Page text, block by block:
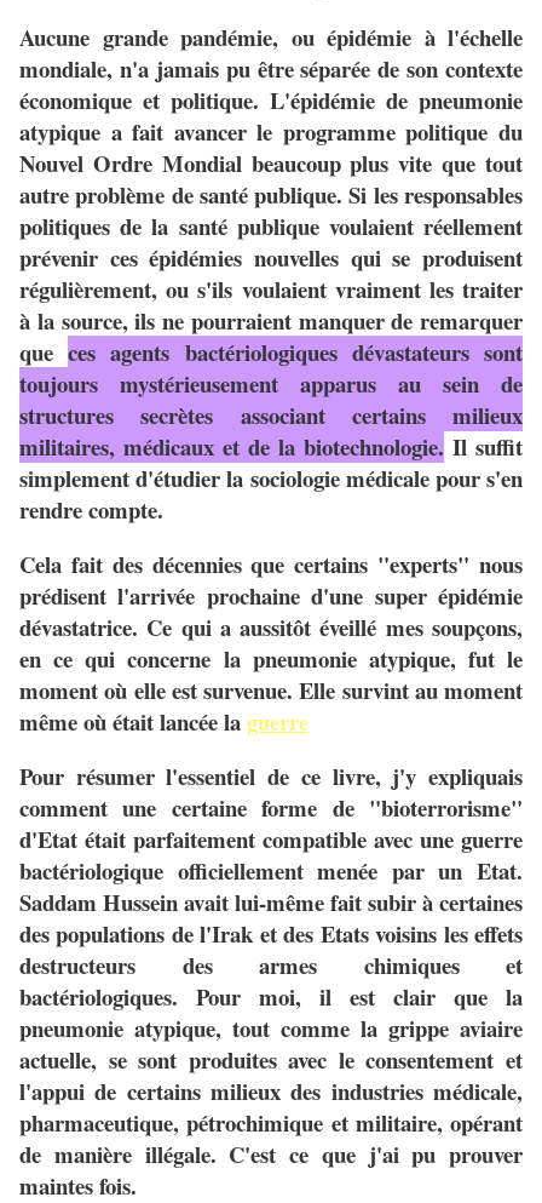
Aucune grande pandémie, ou épidémie à l'échelle
mondiale, n'a jamais pu être séparée de son contexte
économique et politique. L'épidémie de pneumonie
atypique a fait avancer le programme politique du
Nouvel Ordre Mondial beaucoup plus vite que tout
autre problème de santé publique. Si les responsables
politiques de la santé publique voulaient réellement
prévenir ces épidémies nouvelles qui se produisent
régulièrement, ou s'ils voulaient vraiment les traiter
à la source, ils ne pourraient manquer de remarquer
queces agents bactériologiques dévastateurs sont
toujours mystérieusement apparus au sein de
structures secrètes associant certains milieux
militaires, médicaux et de la biotechnologie. Il suffit
simplement d'étudier la sociologie médicale pour s'en
rendre compte.
Cela fait des décennies que certains "experts" nous
prédisent l'arrivée prochaine d'une super épidémie
dévastatrice. Ce qui a aussitôt éveillé mes soupçons,
en ce qui concerne la pneumonie atypique, fut le
moment où elle est survenue. Elle survint au moment
même où était lancée laguerre
Pour résumer l'essentiel de ce livre, j'y expliquais
comment une certaine forme de "bioterrorisme"
d'Etat était parfaitement compatible avec une guerre
bactériologique officiellement menée par un Etat.
Saddam Hussein avait lui-même fait subir à certaines
des populations de l'Irak et des Etats voisins les effets
destructeurs des armes chimiques et
bactériologiques. Pour moi, il est clair que la
pneumonie atypique, tout comme la grippe aviaire
actuelle, se sont produites avec le consentement et
l'appui de certains milieux des industries médicale,
pharmaceutique, pétrochimique et militaire, opérant
de manière illégale. C'est ce que j'ai pu prouver
maintes fois.